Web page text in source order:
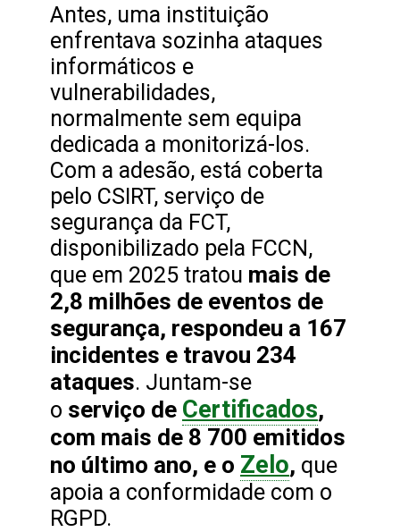
Antes, uma instituição
enfrentava sozinha ataques
informáticos e
vulnerabilidades,
normalmente sem equipa
dedicada a monitorizá-los.
Com a adesão, está coberta
pelo CSIRT, serviço de
segurança da FCT,
disponibilizado pela FCCN,
que em 2025 tratou mais de
2,8 milhões de eventos de
segurança, respondeu a 167
incidentes e travou 234
ataques. Juntam-se
o serviço de Certificados,
com mais de 8 700 emitidos
no último ano, e o Zelo, que
apoia a conformidade com o
RGPD.